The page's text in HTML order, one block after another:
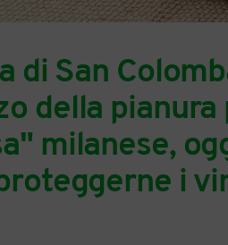
di San
della pianura
milanese,
i